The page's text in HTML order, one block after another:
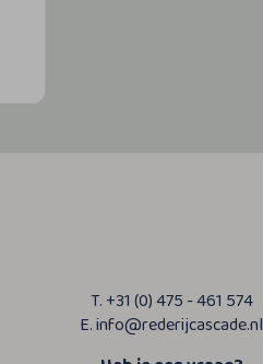
T. +31 (0) 475 - 461 574
E. info@rederijcascade.nl